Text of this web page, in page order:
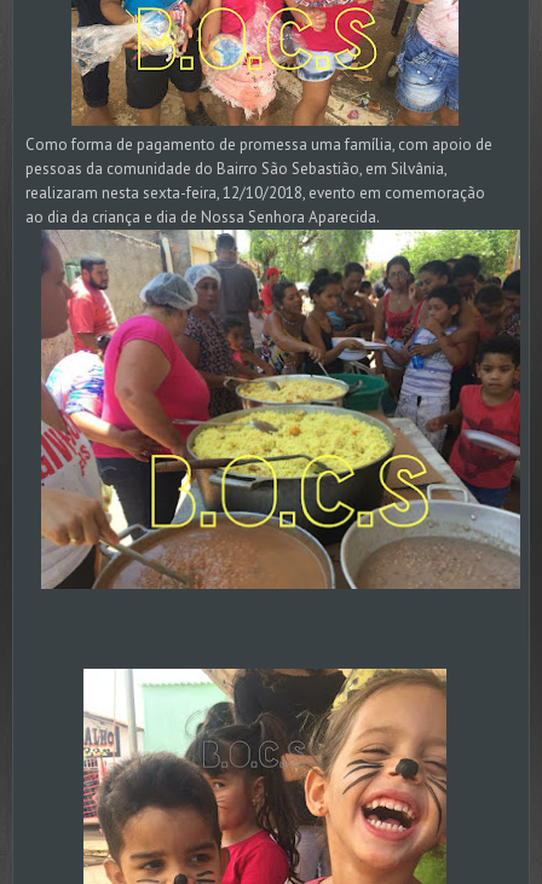
Como forma de pagamento de promessa uma família, com apoio de
pessoas da comunidade do Bairro São Sebastião, em Silvânia,
realizaram nesta sexta-feira, 12/10/2018, evento em comemoração
ao dia da criança e dia de Nossa Senhora Aparecida.